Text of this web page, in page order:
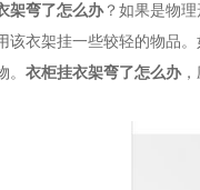
架弯了怎么办？如果是物
该衣架挂一些较轻的物品
。 衣柜挂衣架弯了怎么办，